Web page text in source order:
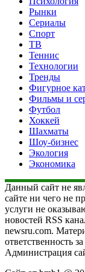
Рынки
Сериалы
Спорт
ТВ
Теннис
Технологии
Тренды
Фигурное
Фильмы и
Футбол
Хоккей
Шахматы
Шоу-бизнес
Экология
Экономика
Данный сайт не
сайте ни чего не
услуги не
новостей RSS
newsru.com.
ответственность
Администрация